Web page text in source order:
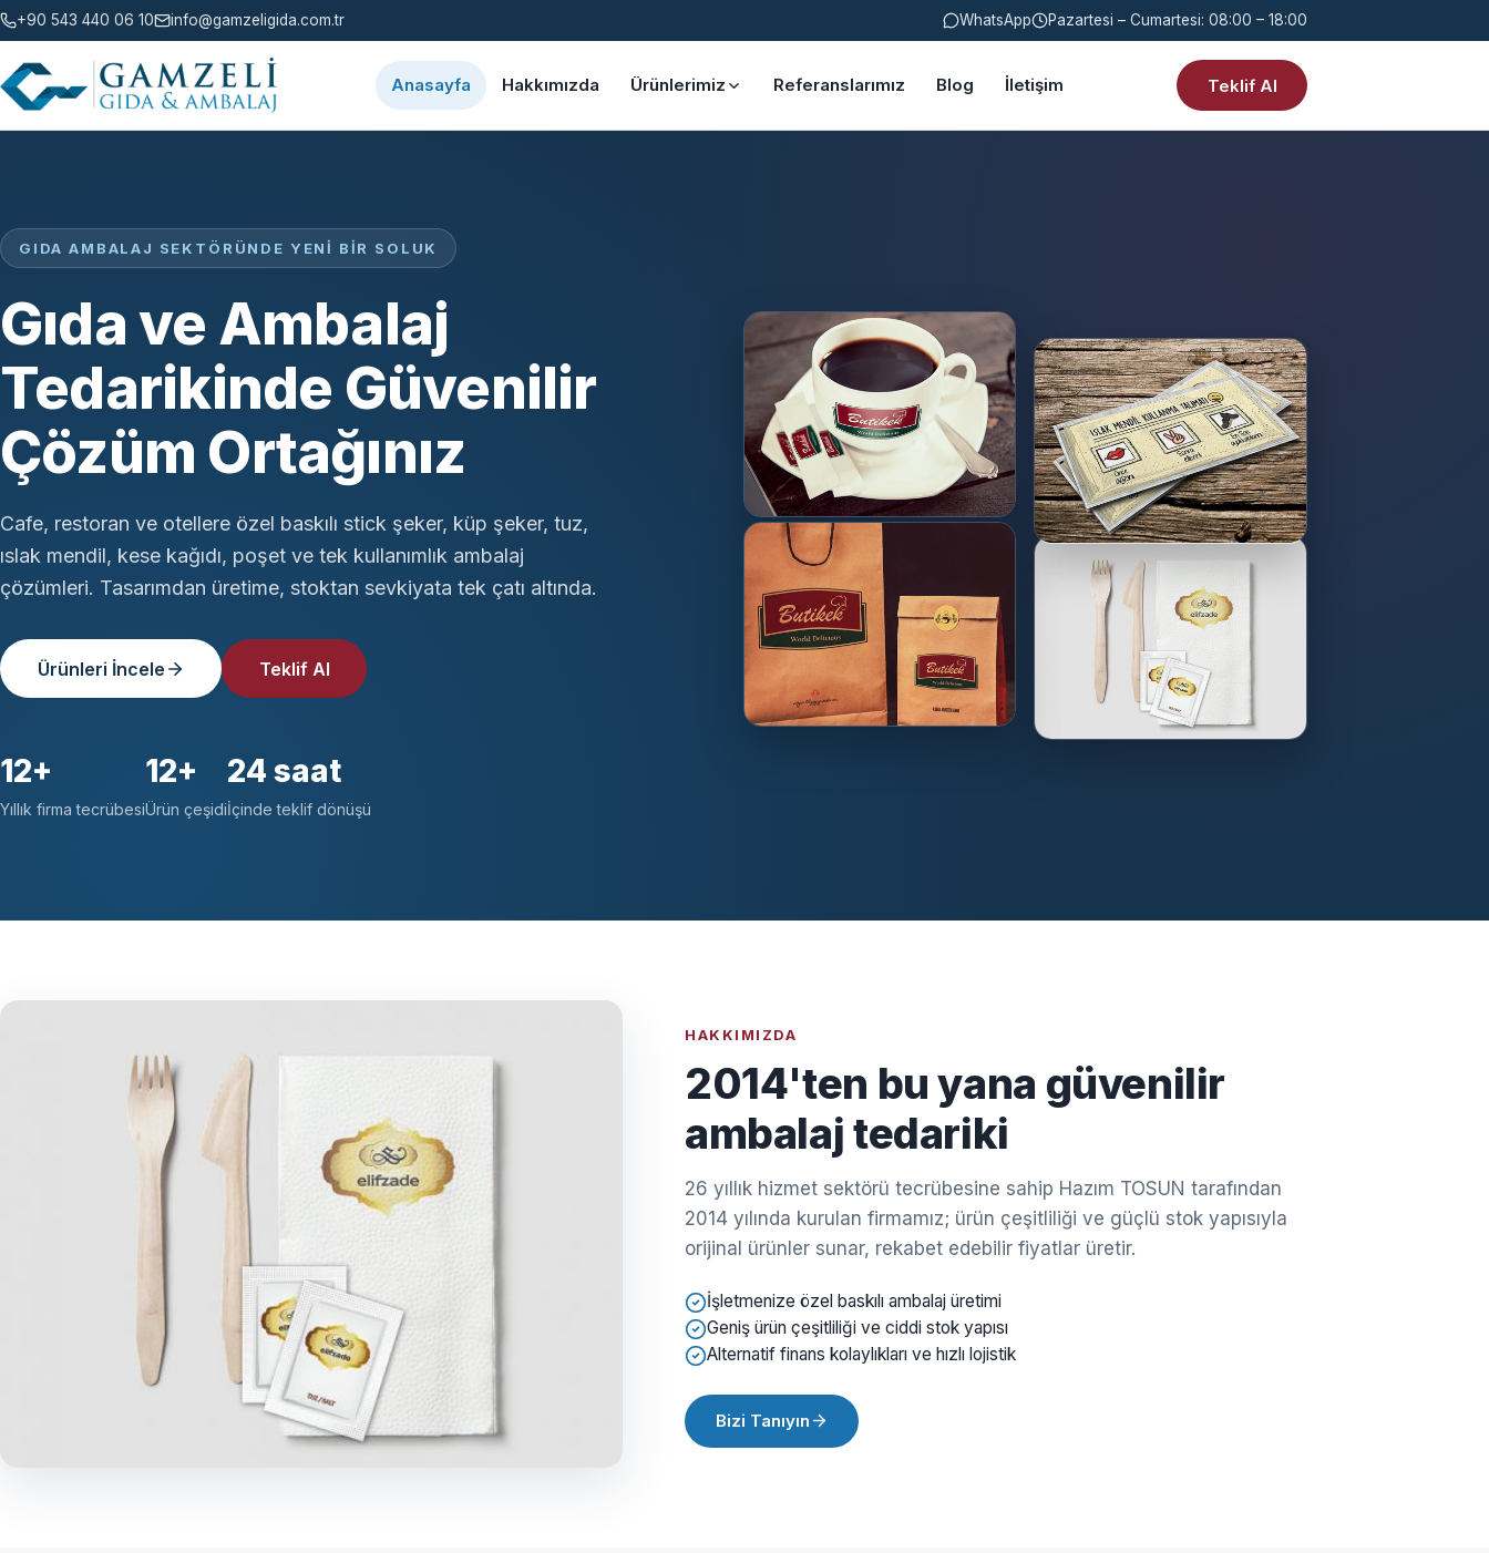
+90 543 440 06 10 info@gamzeligida.com.tr WhatsApp Pazartesi – Cumartesi: 08:00 – 18:00
Anasayfa Hakkımızda Ürünlerimiz Referanslarımız Blog İletişim Teklif Al
GIDA AMBALAJ SEKTÖRÜNDE YENI BIR SOLUK
Gıda ve Ambalaj
Tedarikinde Güvenilir
Çözüm Ortağınız
Cafe, restoran ve otellere özel baskılı stick şeker, küp şeker, tuz,
ıslak mendil, kese kağıdı, poşet ve tek kullanımlık ambalaj
çözümleri. Tasarımdan üretime, stoktan sevkiyata tek çatı altında.
Ürünleri İncele Teklif Al
12+
Yıllık firma tecrübesi
12+
Ürün çeşidi
24 saat
İçinde teklif dönüşü
HAKKIMIZDA
2014'ten bu yana güvenilir
ambalaj tedariki
26 yıllık hizmet sektörü tecrübesine sahip Hazım TOSUN tarafından
2014 yılında kurulan firmamız; ürün çeşitliliği ve güçlü stok yapısıyla
orijinal ürünler sunar, rekabet edebilir fiyatlar üretir.
İşletmenize özel baskılı ambalaj üretimi
Geniş ürün çeşitliliği ve ciddi stok yapısı
Alternatif finans kolaylıkları ve hızlı lojistik
Bizi Tanıyın